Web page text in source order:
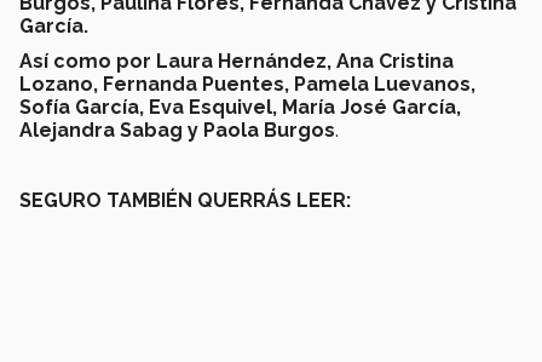
García.
Así como por Laura Hernández, Ana Cristina
Lozano, Fernanda Puentes, Pamela Luevanos,
Sofía García, Eva Esquivel, María José García,
Alejandra Sabag y Paola Burgos.
SEGURO TAMBIÉN QUERRÁS LEER: